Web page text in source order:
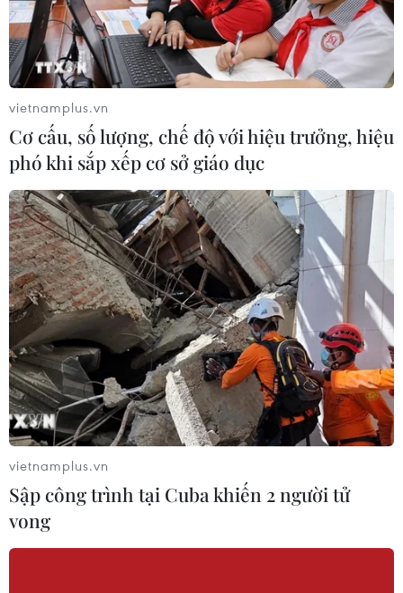
vietnamplus.vn
Cơ cấu, số lượng, chế độ với hiệu trưởng, hiệu
phó khi sắp xếp cơ sở giáo dục
vietnamplus.vn
Sập công trình tại Cuba khiến 2 người tử
vong